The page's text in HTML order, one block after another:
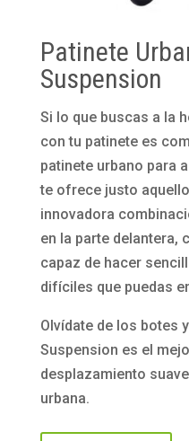
Patinete
Suspension
Si lo que buscas a la
con tu patinete es
patinete urbano para
te ofrece justo
innovadora
en la parte delantera,
capaz de hacer
difíciles que puedas
Olvídate de los botes
Suspension es el
desplazamiento
urbana.